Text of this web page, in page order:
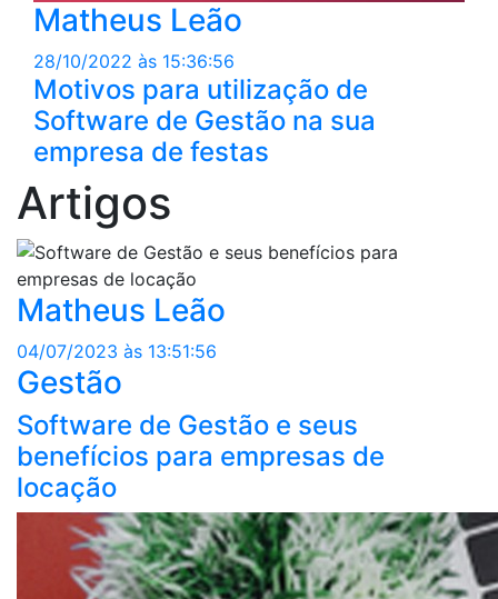
Matheus Leão
28/10/2022 às 15:36:56
Motivos para utilização de
Software de Gestão na sua
empresa de festas
Artigos
Matheus Leão
04/07/2023 às 13:51:56
Gestão
Software de Gestão e seus
benefícios para empresas de
locação